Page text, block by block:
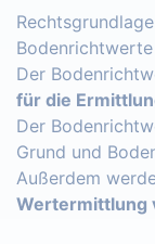
Der
für die
Der
Grund und
Außerdem
Wertermittlung